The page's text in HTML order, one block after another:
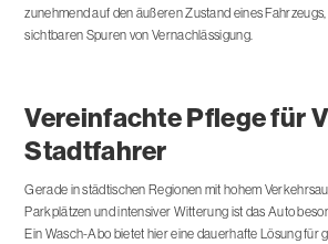
zunehmend auf den äußeren Zustand eines
sichtbaren Spuren von Vernachlässigung.
Vereinfachte Pflege für
Stadtfahrer
Gerade in städtischen Regionen mit hohem
Parkplätzen und intensiver Witterung ist das Auto
Ein Wasch-Abo bietet hier eine dauerhafte Lösung für